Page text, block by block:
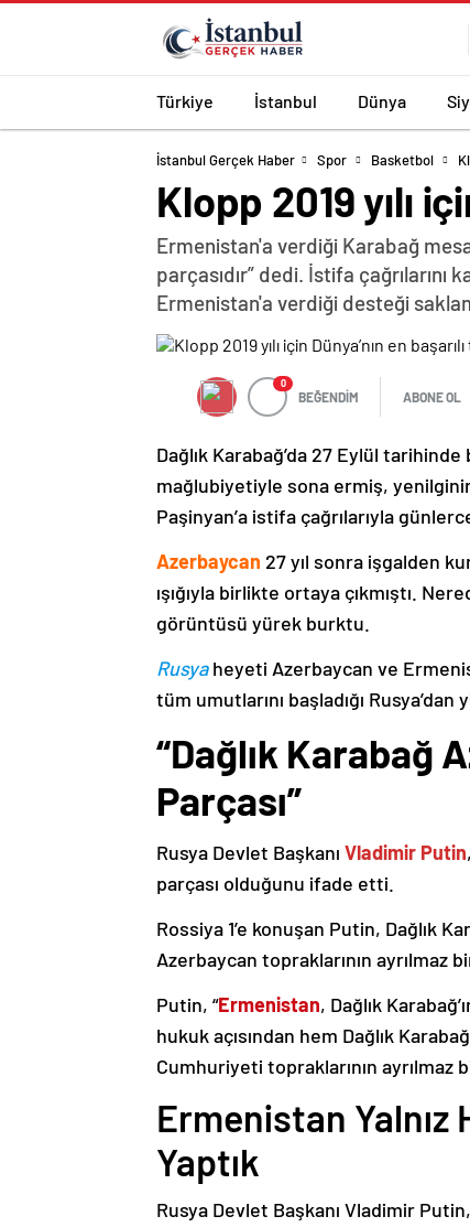
Türkiye İstanbul Dünya
İstanbul Gerçek Haber Spor Basketbol
Klopp 2019 yılı
Ermenistan'a verdiği Karabağ
parçasıdır” dedi. İstifa
Ermenistan'a verdiği desteği
0
BEĞENDİM ABONE OL
Dağlık Karabağ’da 27 Eylül
mağlubiyetiyle sona ermiş,
Paşinyan’a istifa çağrılarıyla
Azerbaycan 27 yıl sonra işgalden
ışığıyla birlikte ortaya çıkmıştı.
görüntüsü yürek burktu.
Rusyaheyeti Azerbaycan ve
tüm umutlarını başladığı
“Dağlık Karabağ
Parçası”
Rusya Devlet Başkanı Vladimir Putin
parçası olduğunu ifade etti.
Rossiya 1’e konuşan Putin, Dağlık
Azerbaycan topraklarının ayrılmaz
Putin, “Ermenistan, Dağlık
hukuk açısından hem Dağlık
Cumhuriyeti topraklarının ayrılmaz
Ermenistan
Yaptık
Rusya Devlet Başkanı Vladimir